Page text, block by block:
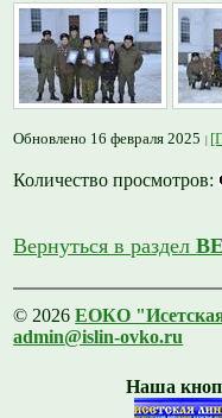
Обновлено 16 февраля 2025
Количество просмотров:
Вернуться в раздел
© 2026ЕОКО
admin@islin-ovko.ru
Наша